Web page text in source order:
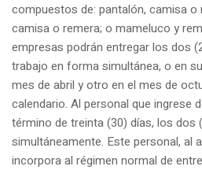
compuestos de: pantalón, camisa o
camisa o remera; o mameluco y
empresas podrán entregar los dos
trabajo en forma simultánea, o en
mes de abril y otro en el mes de
calendario. Al personal que ingrese
término de treinta (30) días, los dos
simultáneamente. Este personal, al
incorpora al régimen normal de